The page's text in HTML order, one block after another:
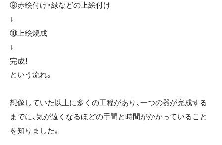
⑨赤絵付け・緑などの上絵付け
↓
⑩上絵焼成
↓
完成！
という流れ。
想像していた以上に多くの工程があり、一つの器が完成する
までに、気が遠くなるほどの手間と時間がかかっていること
を知りました。